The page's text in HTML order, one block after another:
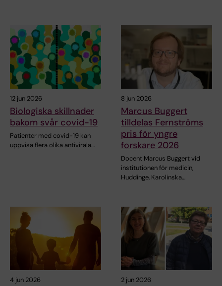
12 jun 2026
Biologiska skillnader
bakom svår covid-19
Patienter med covid-19 kan
uppvisa flera olika antivirala…
8 jun 2026
Marcus Buggert
tilldelas Fernströms
pris för yngre
forskare 2026
Docent Marcus Buggert vid
institutionen för medicin,
Huddinge, Karolinska…
4 jun 2026 2 jun 2026